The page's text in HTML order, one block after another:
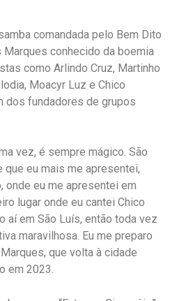
comandada pelo Bem Dito
conhecido da boemia
como Arlindo Cruz, Martinho
Moacyr Luz e Chico
dos fundadores de grupos
vez, é sempre mágico. São
eu mais me apresentei,
onde eu me apresentei em
lugar onde eu cantei Chico
aí em São Luís, então toda vez
maravilhosa. Eu me preparo
que volta à cidade
em 2023.